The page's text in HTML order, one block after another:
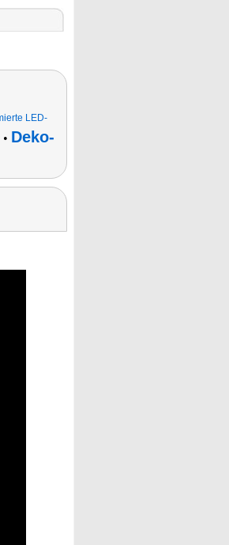
LED-
• Deko-